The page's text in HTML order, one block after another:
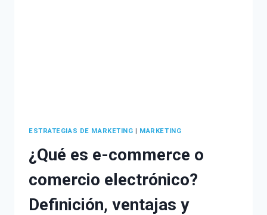
ESTRATEGIAS DE MARKETING MARKETING
¿Qué es e-commerce o
comercio electrónico?
Definición, ventajas y